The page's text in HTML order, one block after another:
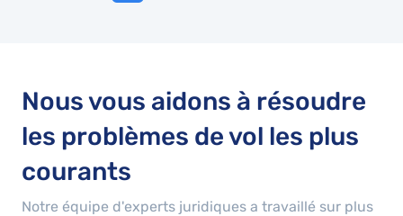
Nous vous aidons à résoudre
les problèmes de vol les plus
courants
Notre équipe d'experts juridiques a travaillé sur plus